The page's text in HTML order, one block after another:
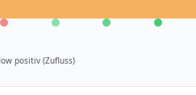
positiv (Zufluss)